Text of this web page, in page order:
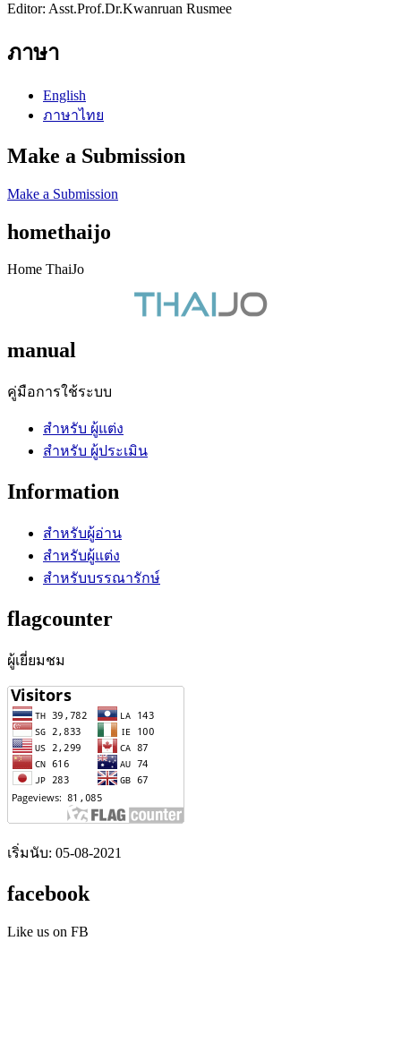
Editor: Asst.Prof.Dr.Kwanruan Rusmee
ภาษา
English
ภาษาไทย
Make a Submission
Make a Submission
homethaijo
Home ThaiJo
manual
คู่มือการใช้ระบบ
สำหรับ ผู้แต่ง
สำหรับ ผู้ประเมิน
Information
สำหรับผู้อ่าน
สำหรับผู้แต่ง
สำหรับบรรณารักษ์
flagcounter
ผู้เยี่ยมชม
เริ่มนับ: 05-08-2021
facebook
Like us on FB